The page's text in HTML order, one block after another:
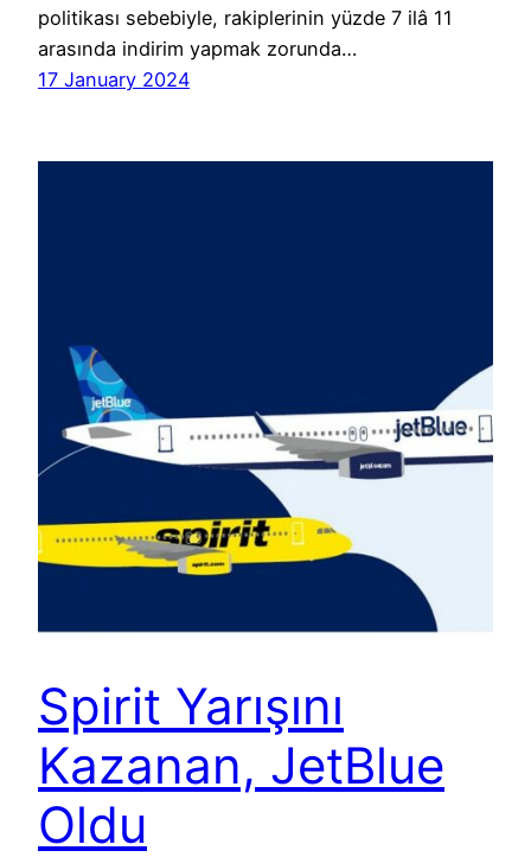
politikası sebebiyle, rakiplerinin yüzde 7 ilâ 11
arasında indirim yapmak zorunda…
17 January 2024
Spirit Yarışını
Kazanan, JetBlue
Oldu